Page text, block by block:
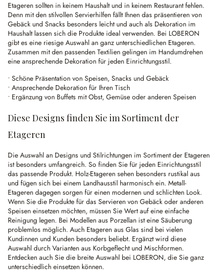
Etageren sollten in keinem Haushalt und in keinem Restaurant fehlen.
Denn mit den stilvollen Servierhilfen fällt Ihnen das präsentieren von
Gebäck und Snacks besonders leicht und auch als Dekoration im
Haushalt lassen sich die Produkte ideal verwenden. Bei LOBERON
gibt es eine riesige Auswahl an ganz unterschiedlichen Etageren.
Zusammen mit den passenden Textilien gelingen im Handumdrehen
eine ansprechende Dekoration für jeden Einrichtungsstil.
• Schöne Präsentation von Speisen, Snacks und Gebäck
• Ansprechende Dekoration für Ihren Tisch
• Ergänzung von Buffets mit Obst, Gemüse oder anderen Speisen
Diese Designs finden Sie im Sortiment der
Etageren
Die Auswahl an Designs und Stilrichtungen im Sortiment der Etageren
ist besonders umfangreich. So finden Sie für jeden Einrichtungsstil
das passende Produkt. Holz-Etageren sehen besonders rustikal aus
und fügen sich bei einem Landhausstil harmonisch ein. Metall-
Etageren dagegen sorgen für einen modernen und schlichten Look.
Wenn Sie die Produkte für das Servieren von Gebäck oder anderen
Speisen einsetzen möchten, müssen Sie Wert auf eine einfache
Reinigung legen. Bei Modellen aus Porzellan ist eine Säuberung
problemlos möglich. Auch Etageren aus Glas sind bei vielen
Kundinnen und Kunden besonders beliebt. Ergänzt wird diese
Auswahl durch Varianten aus Korbgeflecht und Mischformen.
Entdecken auch Sie die breite Auswahl bei LOBERON, die Sie ganz
unterschiedlich einsetzen können.